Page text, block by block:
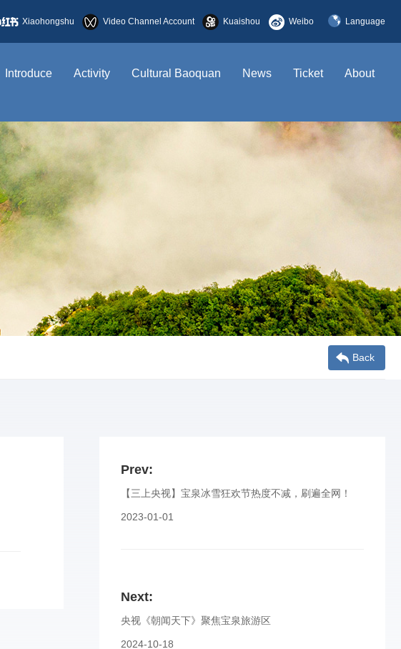
Language
English
Xiaohongshu Video Channel Account Kuaishou Weibo
Introduce Activity Cultural Baoquan News Ticket About
Back
Prev:
【三上央视】宝泉冰雪狂欢节热度不减，刷遍全网！
2023-01-01
Next:
央视《朝闻天下》聚焦宝泉旅游区
2024-10-18